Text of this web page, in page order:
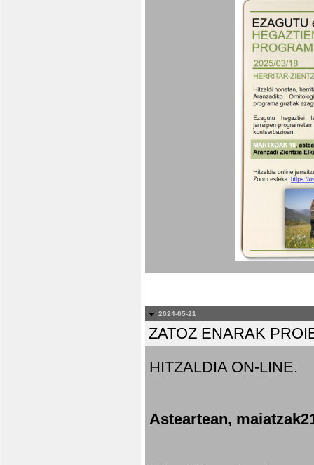
2024-05-21
ZATOZ ENARAK
HITZALDIA ON-LINE.
Asteartean,